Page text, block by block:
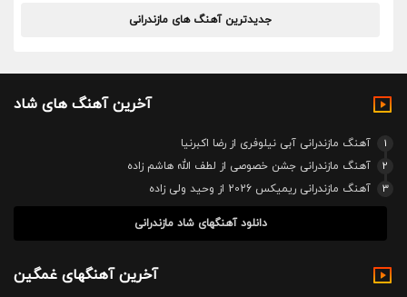
جدیدترین آهنگ های مازندرانی
آخرین آهنگ های شاد
1
آهنگ مازندرانی آبی نیلوفری از رضا اکبرنیا
2
آهنگ مازندرانی جشن خصوصی از لطف الله هاشم زاده
3
آهنگ مازندرانی ریمیکس 2026 از وحید ولی زاده
دانلود آهنگهای شاد مازندرانی
آخرین آهنگهای غمگین